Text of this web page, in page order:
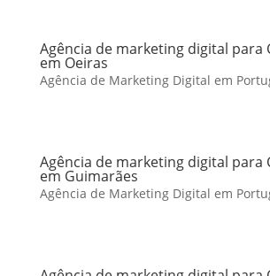
Agência de marketing digital para
em Oeiras
Agência de Marketing Digital em
Agência de marketing digital para
em Guimarães
Agência de Marketing Digital em